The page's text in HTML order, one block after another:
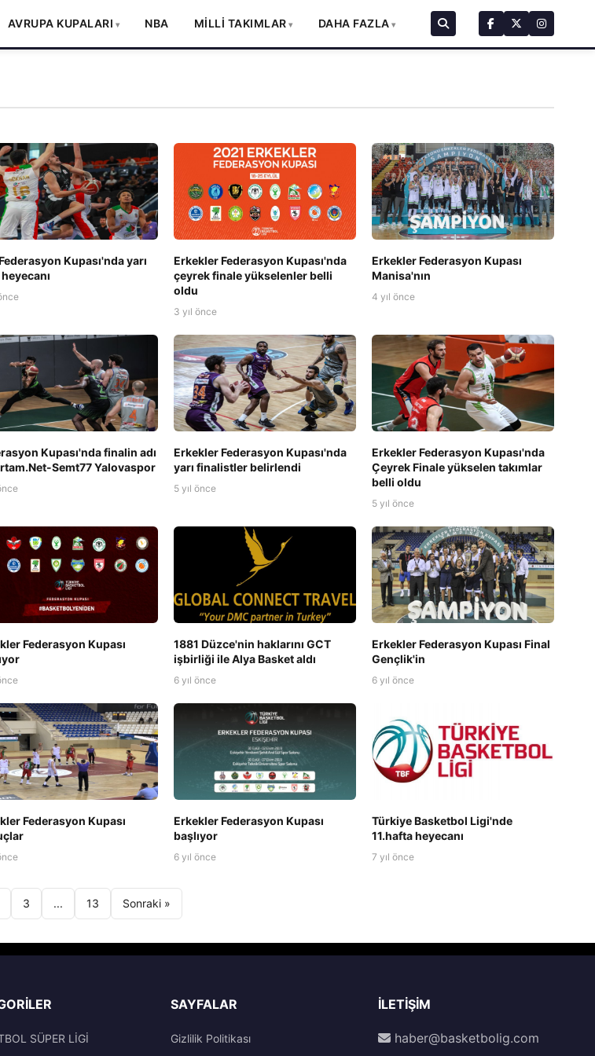
AVRUPA KUPALARI NBA MİLLİ TAKIMLAR DAHA FAZLA
Kupası'nda yarı
Erkekler Federasyon Kupası'nda
çeyrek finale yükselenler belli
oldu
3 yıl önce
Erkekler Federasyon Kupası
Manisa'nın
4 yıl önce
Kupası'nda finalin adı
Semt77 Yalovaspor
Erkekler Federasyon Kupası'nda
yarı finalistler belirlendi
5 yıl önce
Erkekler Federasyon Kupası'nda
Çeyrek Finale yükselen takımlar
belli oldu
5 yıl önce
Federasyon Kupası
1881 Düzce'nin haklarını GCT
işbirliği ile Alya Basket aldı
6 yıl önce
Erkekler Federasyon Kupası Final
Gençlik'in
6 yıl önce
Federasyon Kupası
Erkekler Federasyon Kupası
başlıyor
6 yıl önce
Türkiye Basketbol Ligi'nde
11.hafta heyecanı
7 yıl önce
3 ... 13 Sonraki »
SÜPER LİGİ
SAYFALAR
Gizlilik Politikası
İLETIŞIM
haber@basketbolig.com